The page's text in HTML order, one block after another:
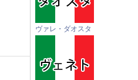
ヴァレ・ダオスタ